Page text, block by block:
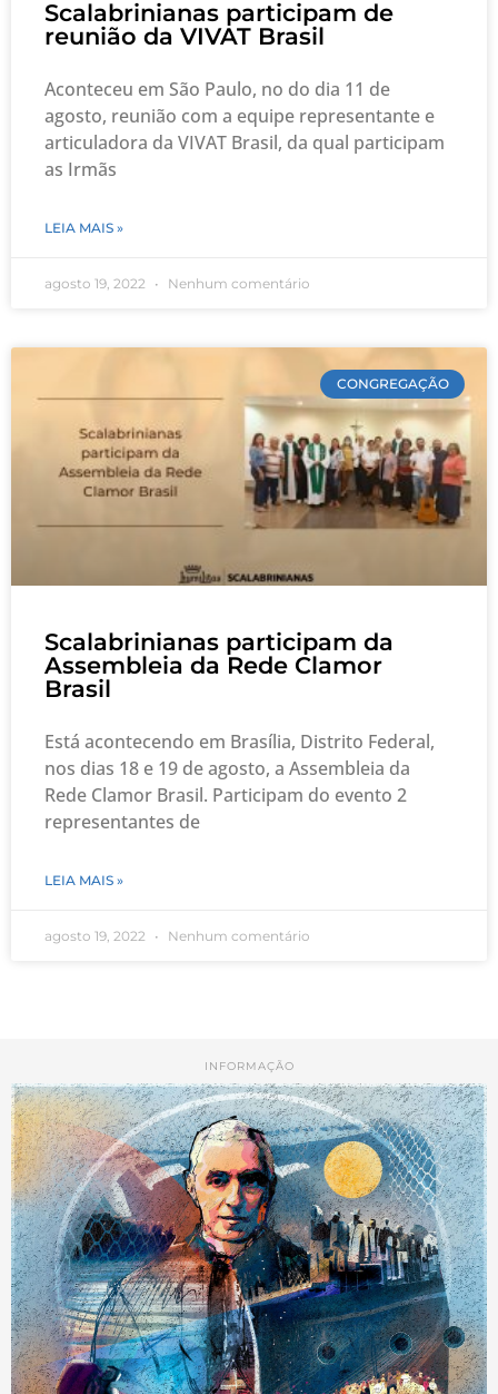
Scalabrinianas participam de
reunião da VIVAT Brasil
Aconteceu em São Paulo, no do dia 11 de
agosto, reunião com a equipe representante e
articuladora da VIVAT Brasil, da qual participam
as Irmãs
LEIA MAIS »
agosto 19, 2022 Nenhum comentário
CONGREGAÇÃO
Scalabrinianas participam da
Assembleia da Rede Clamor
Brasil
Está acontecendo em Brasília, Distrito Federal,
nos dias 18 e 19 de agosto, a Assembleia da
Rede Clamor Brasil. Participam do evento 2
representantes de
LEIA MAIS »
agosto 19, 2022 Nenhum comentário
INFORMAÇÃO